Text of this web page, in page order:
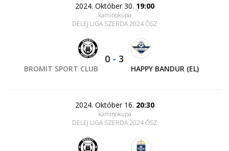
2024. Október 30. 19:00
kaminokupa
DELEJ LIGA SZERDA 2024 ŐSZ
BROMIT SPORT CLUB
0 - 3
HAPPY BANDUR (EL)
2024. Október 16. 20:30
kaminokupa
DELEJ LIGA SZERDA 2024 ŐSZ